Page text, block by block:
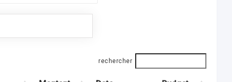
rechercher